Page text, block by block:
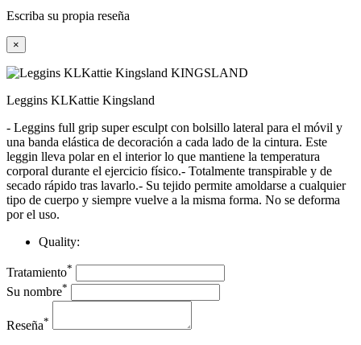
Escriba su propia reseña
×
Leggins KLKattie Kingsland
- Leggins full grip super esculpt con bolsillo lateral para el móvil y
una banda elástica de decoración a cada lado de la cintura. Este
leggin lleva polar en el interior lo que mantiene la temperatura
corporal durante el ejercicio físico.- Totalmente transpirable y de
secado rápido tras lavarlo.- Su tejido permite amoldarse a cualquier
tipo de cuerpo y siempre vuelve a la misma forma. No se deforma
por el uso.
Quality:
Tratamiento*
Su nombre*
Reseña*